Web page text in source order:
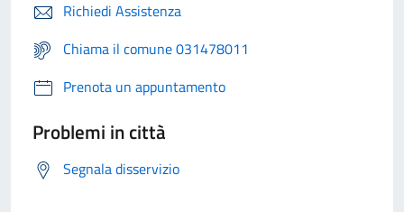
Richiedi Assistenza
Chiama il comune 031478011
Prenota un appuntamento
Problemi in città
Segnala disservizio